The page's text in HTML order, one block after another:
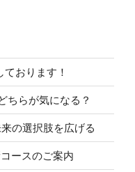
おります！
ちらが気になる？
の選択肢を広げる
ースのご案内